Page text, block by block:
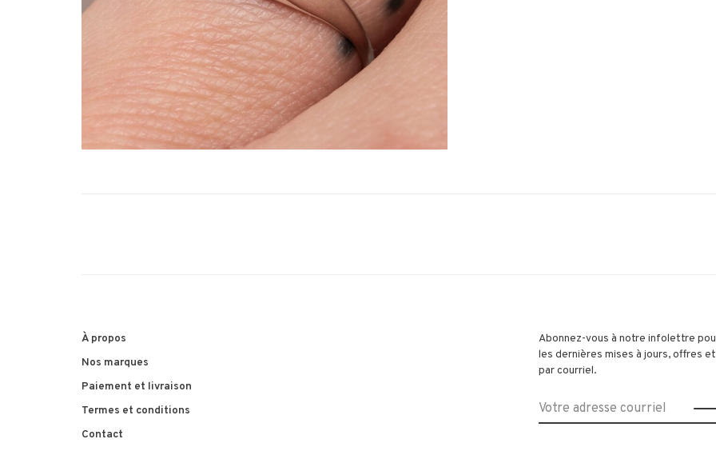
À propos
Nos marques
Paiement et livraison
Termes et conditions
Contact
Abonnez-vous à notre infolettre
les dernières mises à jours, offres
par courriel.